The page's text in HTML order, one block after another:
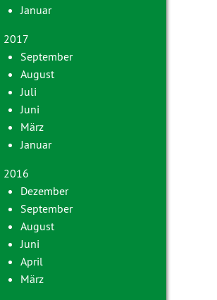
Januar
2017
September
August
Juli
Juni
März
Januar
2016
Dezember
September
August
Juni
April
März